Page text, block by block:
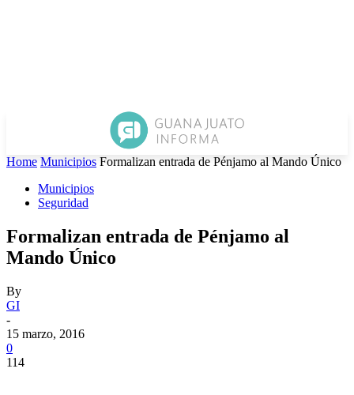
Home Municipios Formalizan entrada de Pénjamo al Mando Único
Municipios
Seguridad
Formalizan entrada de Pénjamo al
Mando Único
By
GI
-
15 marzo, 2016
0
114